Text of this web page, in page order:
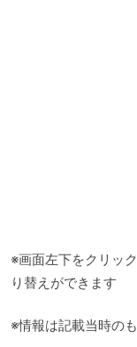
※画面左下をクリッ
り替えができます
※情報は記載当時の